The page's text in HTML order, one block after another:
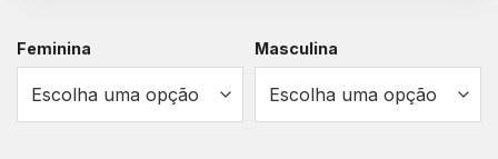
Feminina Masculina